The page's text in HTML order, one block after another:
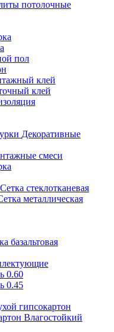
потолочные
пол
клей
клей
Декоративные
смеси
Сетка стеклотканевая
металлическая
базальтовая
0.60
0.45
гипсокартон
Влагостойкий